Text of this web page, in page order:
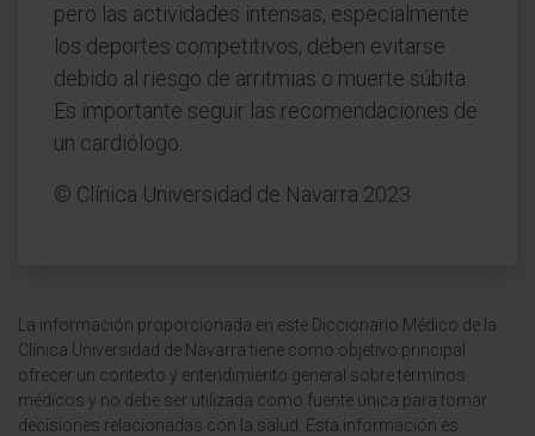
pero las actividades intensas, especialmente
los deportes competitivos, deben evitarse
debido al riesgo de arritmias o muerte súbita.
Es importante seguir las recomendaciones de
un cardiólogo.
© Clínica Universidad de Navarra 2023
La información proporcionada en este Diccionario Médico de la
Clínica Universidad de Navarra tiene como objetivo principal
ofrecer un contexto y entendimiento general sobre términos
médicos y no debe ser utilizada como fuente única para tomar
decisiones relacionadas con la salud. Esta información es